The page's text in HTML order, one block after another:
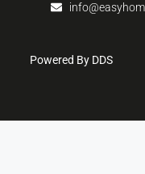
Powered By DDS